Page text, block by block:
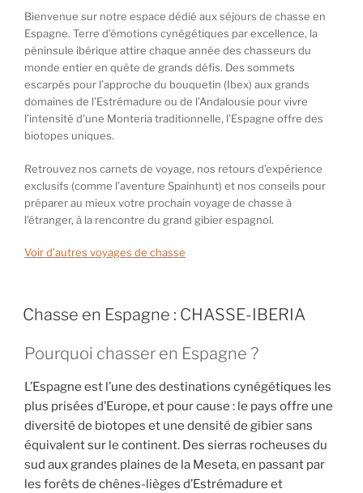
Bienvenue sur notre espace dédié aux séjours de chasse en
Espagne. Terre d’émotions cynégétiques par excellence, la
péninsule ibérique attire chaque année des chasseurs du
monde entier en quête de grands défis. Des sommets
escarpés pour l’approche du bouquetin (Ibex) aux grands
domaines de l’Estrémadure ou de l’Andalousie pour vivre
l’intensité d’une Monteria traditionnelle, l’Espagne offre des
biotopes uniques.
Retrouvez nos carnets de voyage, nos retours d’expérience
exclusifs (comme l’aventure Spainhunt) et nos conseils pour
préparer au mieux votre prochain voyage de chasse à
l’étranger, à la rencontre du grand gibier espagnol.
Voir d’autres voyages de chasse
PUBLIÉ
LE
Chasse en Espagne : CHASSE-IBERIA
Pourquoi chasser en Espagne ?
L’Espagne est l’une des destinations cynégétiques les
plus prisées d’Europe, et pour cause : le pays offre une
diversité de biotopes et une densité de gibier sans
équivalent sur le continent. Des sierras rocheuses du
sud aux grandes plaines de la Meseta, en passant par
les forêts de chênes-lièges d’Estrémadure et